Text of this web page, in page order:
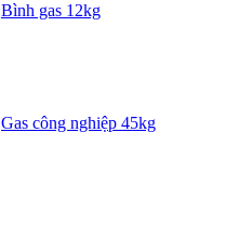
Bình gas 12kg
Gas công nghiệp 45kg